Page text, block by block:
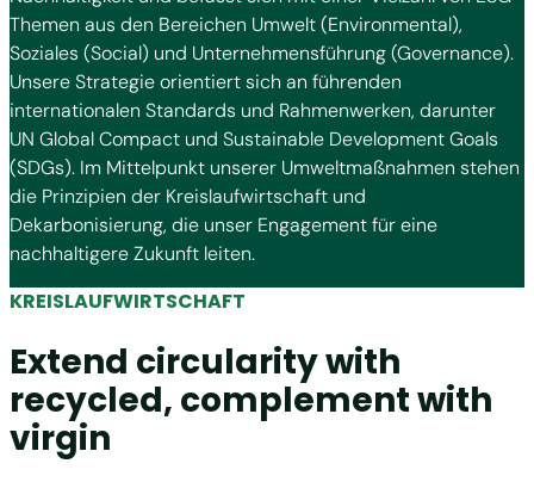
Themen aus den Bereichen Umwelt (Environmental),
Soziales (Social) und Unternehmensführung (Governance).
Unsere Strategie orientiert sich an führenden
internationalen Standards und Rahmenwerken, darunter
UN Global Compact und Sustainable Development Goals
(SDGs). Im Mittelpunkt unserer Umweltmaßnahmen stehen
die Prinzipien der Kreislaufwirtschaft und
Dekarbonisierung, die unser Engagement für eine
nachhaltigere Zukunft leiten.
KREISLAUFWIRTSCHAFT
Extend circularity with
recycled, complement with
virgin